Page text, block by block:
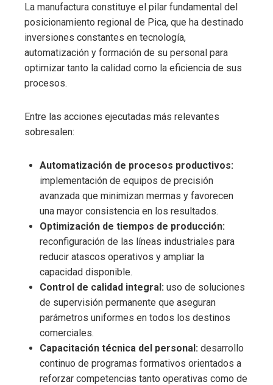
La manufactura constituye el pilar fundamental del
posicionamiento regional de Pica, que ha destinado
inversiones constantes en tecnología,
automatización y formación de su personal para
optimizar tanto la calidad como la eficiencia de sus
procesos.
Entre las acciones ejecutadas más relevantes
sobresalen:
Automatización de procesos productivos:
implementación de equipos de precisión
avanzada que minimizan mermas y favorecen
una mayor consistencia en los resultados.
Optimización de tiempos de producción:
reconfiguración de las líneas industriales para
reducir atascos operativos y ampliar la
capacidad disponible.
Control de calidad integral: uso de soluciones
de supervisión permanente que aseguran
parámetros uniformes en todos los destinos
comerciales.
Capacitación técnica del personal: desarrollo
continuo de programas formativos orientados a
reforzar competencias tanto operativas como de